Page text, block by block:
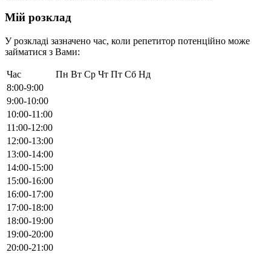
Мій розклад
У розкладі зазначено час, коли репетитор потенційно може
займатися з Вами:
Час Пн Вт Ср Чт Пт Сб Нд
8:00-9:00
9:00-10:00
10:00-11:00
11:00-12:00
12:00-13:00
13:00-14:00
14:00-15:00
15:00-16:00
16:00-17:00
17:00-18:00
18:00-19:00
19:00-20:00
20:00-21:00